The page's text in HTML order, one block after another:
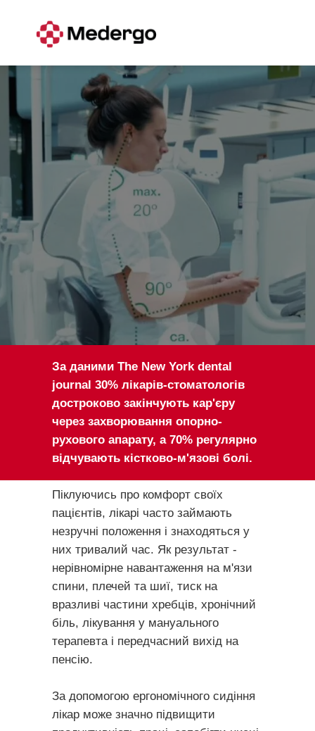
За даними The New York dental
journal 30% лікарів-стоматологів
достроково закінчують кар'єру
через захворювання опорно-
рухового апарату, а 70% регулярно
відчувають кістково-м'язові болі.
Піклуючись про комфорт своїх
пацієнтів, лікарі часто займають
незручні положення і знаходяться у
них тривалий час. Як результат -
нерівномірне навантаження на м'язи
спини, плечей та шиї, тиск на
вразливі частини хребців, хронічний
біль, лікування у мануального
терапевта і передчасний вихід на
пенсію.
За допомогою ергономічного сидіння
лікар може значно підвищити